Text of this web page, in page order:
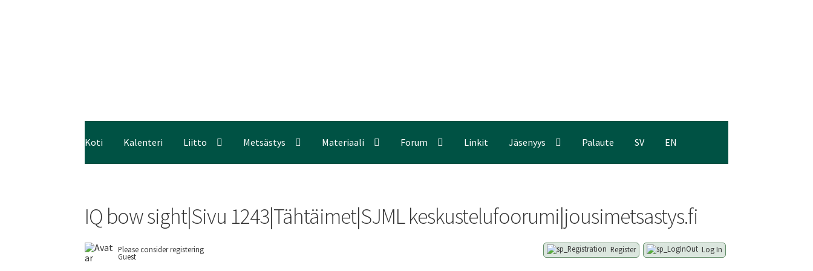
Koti Kalenteri Liitto Metsästys Materiaali Forum Linkit Jäsenyys Palaute SV EN
IQ bow sight|Sivu 1243|Tähtäimet|SJML keskustelufoorumi|jousimetsastys.fi
Please consider registering
Guest
Log In
Register